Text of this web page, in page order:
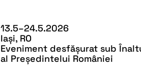
13.5–24.5.2026
Iași, RO
Eveniment desfășurat sub
al Președintelui României